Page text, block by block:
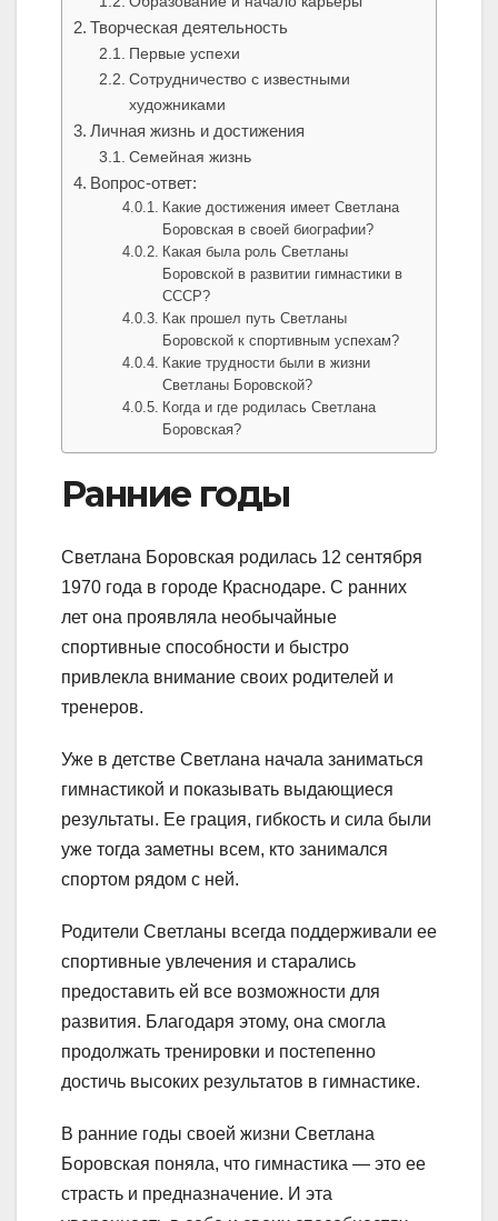
Творческая деятельность
Первые успехи
Сотрудничество с известными
художниками
Личная жизнь и достижения
Семейная жизнь
Вопрос-ответ:
Какие достижения имеет Светлана
Боровская в своей биографии?
Какая была роль Светланы
Боровской в развитии гимнастики в
СССР?
Как прошел путь Светланы
Боровской к спортивным успехам?
Какие трудности были в жизни
Светланы Боровской?
Когда и где родилась Светлана
Боровская?
Ранние годы
Светлана Боровская родилась 12 сентября
1970 года в городе Краснодаре. С ранних
лет она проявляла необычайные
спортивные способности и быстро
привлекла внимание своих родителей и
тренеров.
Уже в детстве Светлана начала заниматься
гимнастикой и показывать выдающиеся
результаты. Ее грация, гибкость и сила были
уже тогда заметны всем, кто занимался
спортом рядом с ней.
Родители Светланы всегда поддерживали ее
спортивные увлечения и старались
предоставить ей все возможности для
развития. Благодаря этому, она смогла
продолжать тренировки и постепенно
достичь высоких результатов в гимнастике.
В ранние годы своей жизни Светлана
Боровская поняла, что гимнастика — это ее
страсть и предназначение. И эта